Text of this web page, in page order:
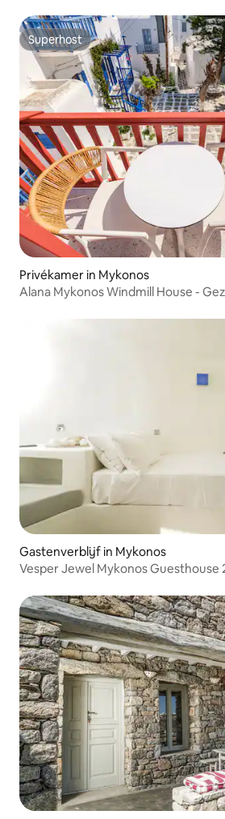
Superhost
Superhost
Privékamer in Mykonos
Alana Mykonos Windmill House -
Gastenverblijf in Mykonos
Vesper Jewel Mykonos Guesthouse